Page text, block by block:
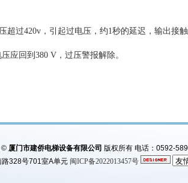
过420v，引起过电压，约1秒的延迟，输出接
回到380 V，过压警报解除。
©厦门市建侨电梯设备有限公司 版权所有 电话：0592-
328号701室A单元 闽ICP备2022013457号